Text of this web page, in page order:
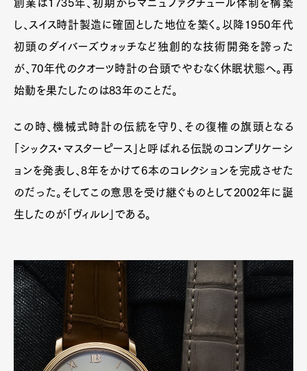
GourmetCars
ProductCultureLifestyle
Pen Meet
Pen international Pen tw
創業は1735年、初期からマニュファクチュール体制を構築
し、スイス時計製造に確固とした地位を築く。以降1950年代
初頭のダイバーズウォッチなど独創的な技術開発を誇った
が、70年代のクオーツ時計の台頭でやむなく休眠状態へ。再
始動を果たしたのは83年のことだ。
この時、機械式時計の伝統を守り、その復権の旗頭となる
「シックス・マスターピース」と呼ばれる伝説のコンプリケーシ
ョンを発表し、8年をかけて6本のコレクションを完成させた
のだった。そしてこの意思を受け継ぐものとして2002年に誕
生したのが「ヴィルレ」である。